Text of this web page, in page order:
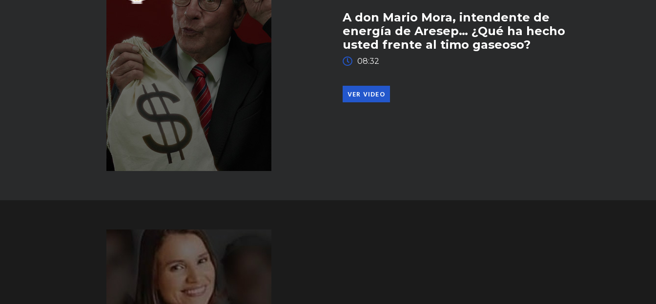
A don Mario Mora, intendente de
energía de Aresep… ¿Qué ha hecho
usted frente al timo gaseoso?
08:32
VER VIDEO